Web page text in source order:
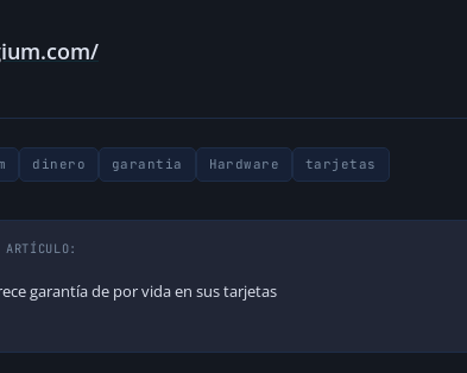
dinero garantia Hardware tarjetas
garantía de por vida en sus tarjetas